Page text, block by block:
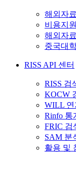
해외자
비용지
해외자
중국대
RISS API 센터
RISS 검
KOCW
WILL 연
Rinfo 통
FRIC 검
SAM 분
활용 및